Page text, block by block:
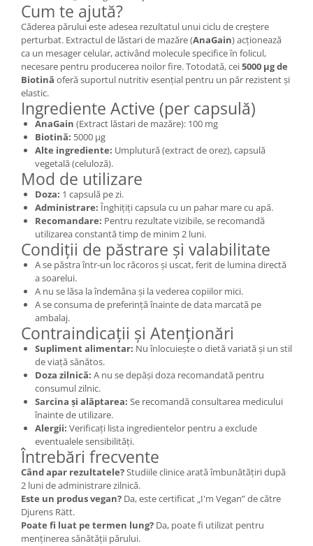
Cum te ajută?
Căderea părului este adesea rezultatul unui ciclu de creștere
perturbat. Extractul de lăstari de mazăre (AnaGain) acționează
ca un mesager celular, activând molecule specifice în folicul,
necesare pentru producerea noilor fire. Totodată, cei5000 µg de
Biotină oferă suportul nutritiv esențial pentru un păr rezistent și
elastic.
Ingrediente Active (per capsulă)
AnaGain (Extract lăstari de mazăre): 100 mg
Biotină: 5000 µg
Alte ingrediente: Umplutură (extract de orez), capsulă
vegetală (celuloză).
Mod de utilizare
Doza: 1 capsulă pe zi.
Administrare: Înghițiți capsula cu un pahar mare cu apă.
Recomandare: Pentru rezultate vizibile, se recomandă
utilizarea constantă timp de minim 2 luni.
Condiții de păstrare și valabilitate
A se păstra într-un loc răcoros și uscat, ferit de lumina directă
a soarelui.
A nu se lăsa la îndemâna și la vederea copiilor mici.
A se consuma de preferință înainte de data marcată pe
ambalaj.
Contraindicații și Atenționări
Supliment alimentar: Nu înlocuiește o dietă variată și un stil
de viață sănătos.
Doza zilnică: A nu se depăși doza recomandată pentru
consumul zilnic.
Sarcina și alăptarea: Se recomandă consultarea medicului
înainte de utilizare.
Alergii: Verificați lista ingredientelor pentru a exclude
eventualele sensibilități.
Întrebări frecvente
Când apar rezultatele?Studiile clinice arată îmbunătățiri după
2 luni de administrare zilnică.
Este un produs vegan? Da, este certificat „I'm Vegan” de către
Djurens Rätt.
Poate fi luat pe termen lung? Da, poate fi utilizat pentru
menținerea sănătății părului.